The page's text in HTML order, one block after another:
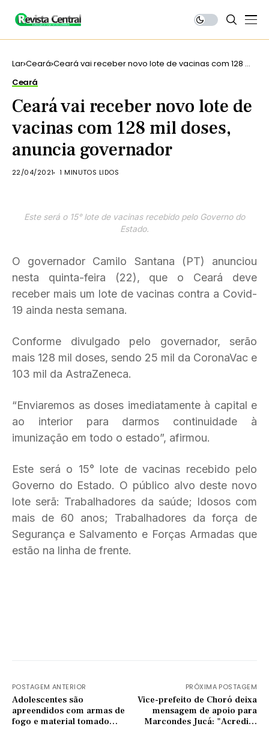
Lar Ceará Ceará vai receber novo lote de vacinas com 128 mil
Ceará
Ceará vai receber novo lote de
vacinas com 128 mil doses,
anuncia governador
22/04/2021 1 MINUTOS LIDOS
Este será o 15° lote de vacinas recebido pelo Governo do
Estado.
O governador Camilo Santana (PT) anunciou
nesta quinta-feira (22), que o Ceará deve
receber mais um lote de vacinas contra a Covid-
19 ainda nesta semana.
Conforme divulgado pelo governador, serão
mais 128 mil doses, sendo 25 mil da CoronaVac e
103 mil da AstraZeneca.
“Enviaremos as doses imediatamente à capital e
ao interior para darmos continuidade à
imunização em todo o estado”, afirmou.
Este será o 15° lote de vacinas recebido pelo
Governo do Estado. O público alvo deste novo
lote serã: Trabalhadores da saúde; Idosos com
mais de 60 anos; Trabalhadores da força de
Segurança e Salvamento e Forças Armadas que
estão na linha de frente.
POSTAGEM ANTERIOR
Adolescentes são
apreendidos com armas de
fogo e material tomado
PRÓXIMA POSTAGEM
Vice-prefeito de Choró deixa
mensagem de apoio para
Marcondes Jucá: "Acredito